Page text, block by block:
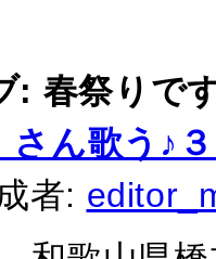
: 春祭りで
さん歌う♪
者: